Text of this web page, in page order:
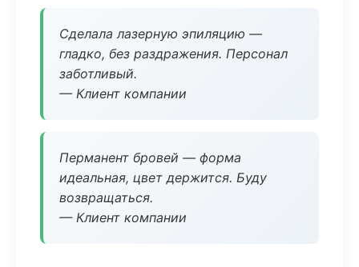
Сделала лазерную эпиляцию —
гладко, без раздражения. Персонал
заботливый.
— Клиент компании
Перманент бровей — форма
идеальная, цвет держится. Буду
возвращаться.
— Клиент компании